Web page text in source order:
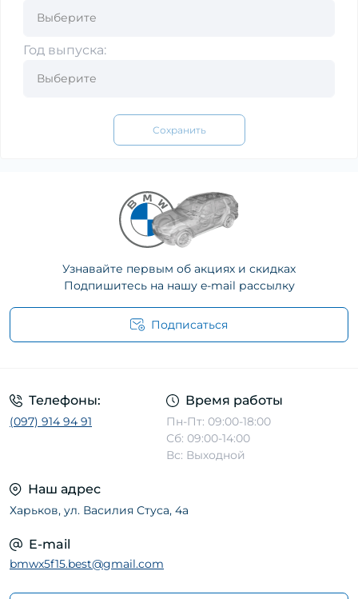
Год выпуска:
Сохранить
Узнавайте первым об акциях и скидках
Подпишитесь на нашу e-mail рассылку
Подписаться
Телефоны:
(097) 914 94 91
Время работы
Пн-Пт: 09:00-18:00
Сб: 09:00-14:00
Вс: Выходной
Наш адрес
Харьков, ул. Василия Стуса, 4а
E-mail
bmwx5f15.best@gmail.com